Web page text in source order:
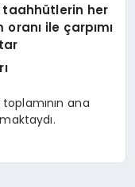
her
ile çarpımı
toplamının ana